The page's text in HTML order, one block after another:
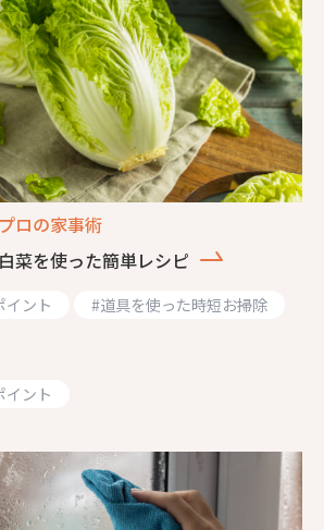
ロの家事術
菜を使った簡単レシピ
イント #道具を使った時短お掃除
イント